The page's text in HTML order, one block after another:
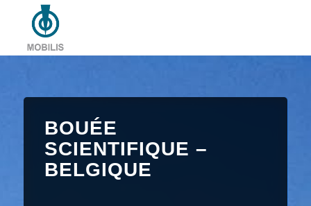
BOUÉE
SCIENTIFIQUE –
BELGIQUE